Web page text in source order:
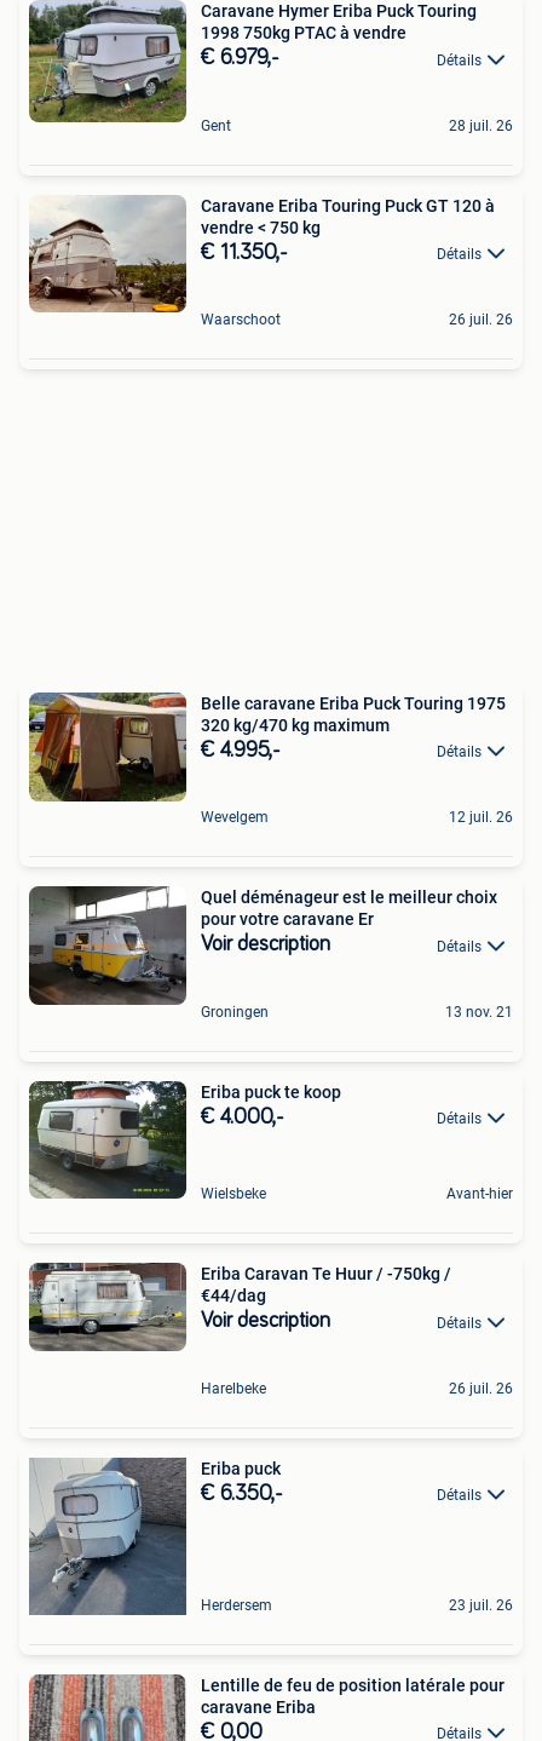
Caravane Hymer Eriba Puck Touring
1998 750kg PTAC à vendre
€ 6.979,- Détails
Gent 28 juil. 26
Caravane Eriba Touring Puck GT 120 à
vendre < 750 kg
€ 11.350,- Détails
Waarschoot 26 juil. 26
Belle caravane Eriba Puck Touring 1975
320 kg/470 kg maximum
€ 4.995,- Détails
Wevelgem 12 juil. 26
Quel déménageur est le meilleur choix
pour votre caravane Er
Voir description Détails
Groningen 13 nov. 21
Eriba puck te koop
€ 4.000,- Détails
Wielsbeke Avant-hier
Eriba Caravan Te Huur / -750kg /
€44/dag
Voir description Détails
Harelbeke 26 juil. 26
Eriba puck
€ 6.350,- Détails
Herdersem 23 juil. 26
Lentille de feu de position latérale pour
caravane Eriba
€ 0,00 Détails